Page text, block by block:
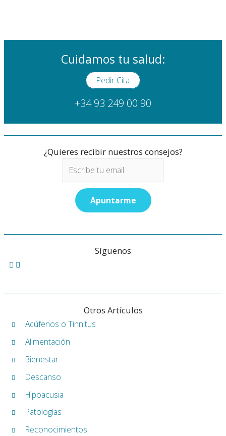
Cuidamos tu salud:
Pedir Cita
+34 93 249 00 90
¿Quieres recibir nuestros consejos?
Síguenos
Otros Artículos
Acúfenos o Tinnitus
Alimentación
Bienestar
Descanso
Hipoacusia
Patologías
Reconocimientos